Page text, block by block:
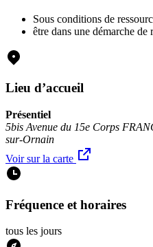
Sous conditions de
être dans une démarche de
Lieu d’accueil
Présentiel
5bis Avenue du 15e Corps
sur-Ornain
Voir sur la carte
Fréquence et horaires
tous les jours